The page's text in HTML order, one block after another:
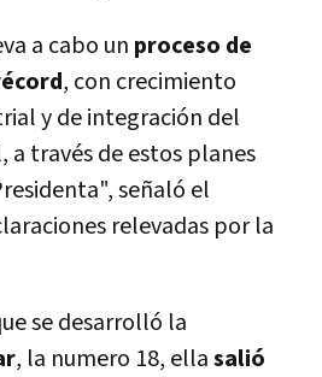
a cabo un proceso de
, con crecimiento
y de integración del
través de estos planes
señaló el
relevadas por la
se desarrolló la
, la numero 18, ellasalió